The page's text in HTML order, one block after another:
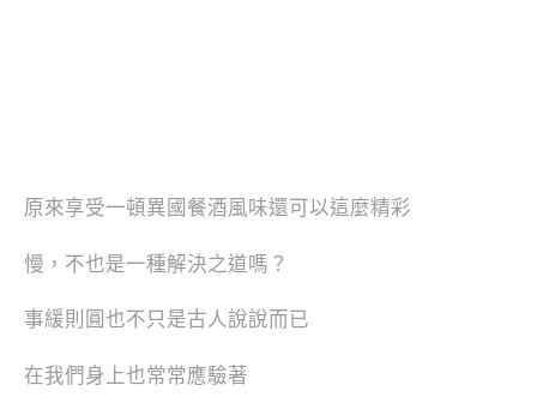
原來享受一頓異國餐酒風味還可以這麼精彩
慢，不也是一種解決之道嗎？
事緩則圓也不只是古人說說而已
在我們身上也常常應驗著